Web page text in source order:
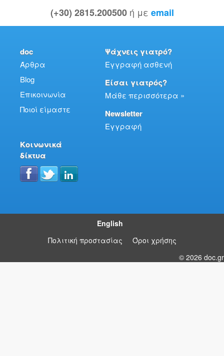
(+30) 2815.200500 ή με email
doc
Άρθρα
Blog
Επικοινωνία
Ποιοί είμαστε
Ψάχνεις γιατρό?
Εγγραφή ασθενή
Είσαι γιατρός?
Μάθε περισσότερα »
Newsletter
Εγγραφή
Κοινωνικά
δίκτυα
English
Πολιτική προστασίας
Όροι χρήσης
© 2026 doc.gr